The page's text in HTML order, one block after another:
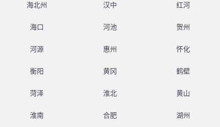
海北州 汉中 红河
海口 河池 贺州
河源 惠州 怀化
衡阳 黄冈 鹤壁
菏泽 淮北 黄山
淮南 合肥 湖州